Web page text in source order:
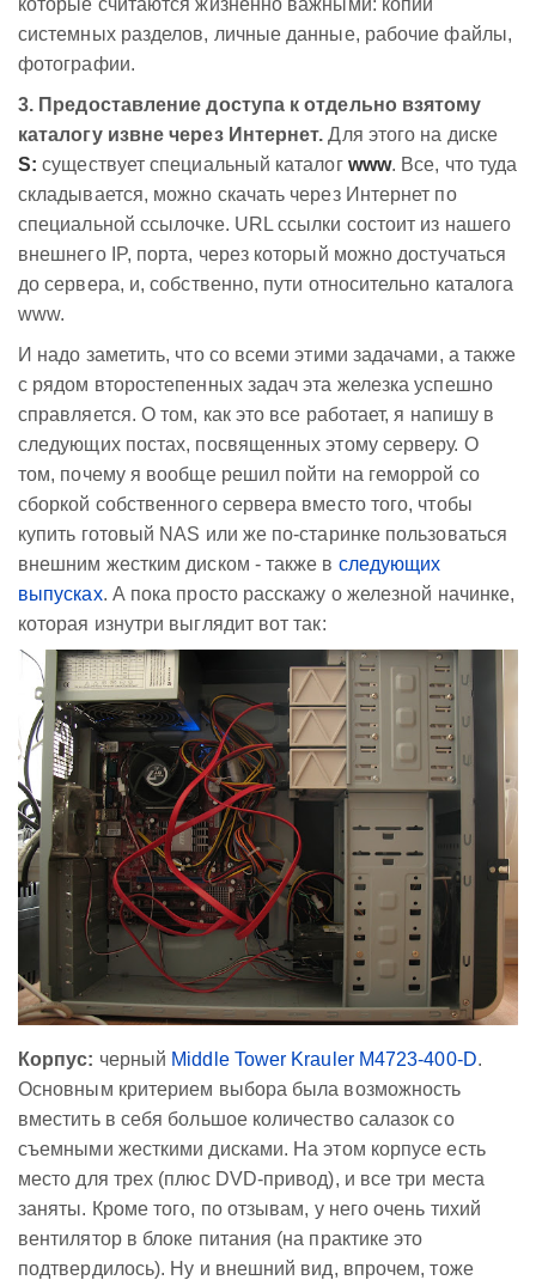
которые считаются жизненно важными: копии
системных разделов, личные данные, рабочие файлы,
фотографии.
3. Предоставление доступа к отдельно взятому
каталогу извне через Интернет. Для этого на диске
S: существует специальный каталог www. Все, что туда
складывается, можно скачать через Интернет по
специальной ссылочке. URL ссылки состоит из нашего
внешнего IP, порта, через который можно достучаться
до сервера, и, собственно, пути относительно каталога
www.
И надо заметить, что со всеми этими задачами, а также
с рядом второстепенных задач эта железка успешно
справляется. О том, как это все работает, я напишу в
следующих постах, посвященных этому серверу. О
том, почему я вообще решил пойти на геморрой со
сборкой собственного сервера вместо того, чтобы
купить готовый NAS или же по-старинке пользоваться
внешним жестким диском - также в следующих
выпусках. А пока просто расскажу о железной начинке,
которая изнутри выглядит вот так:
Корпус: черный Middle Tower Krauler M4723-400-D.
Основным критерием выбора была возможность
вместить в себя большое количество салазок со
съемными жесткими дисками. На этом корпусе есть
место для трех (плюс DVD-привод), и все три места
заняты. Кроме того, по отзывам, у него очень тихий
вентилятор в блоке питания (на практике это
подтвердилось). Ну и внешний вид, впрочем, тоже